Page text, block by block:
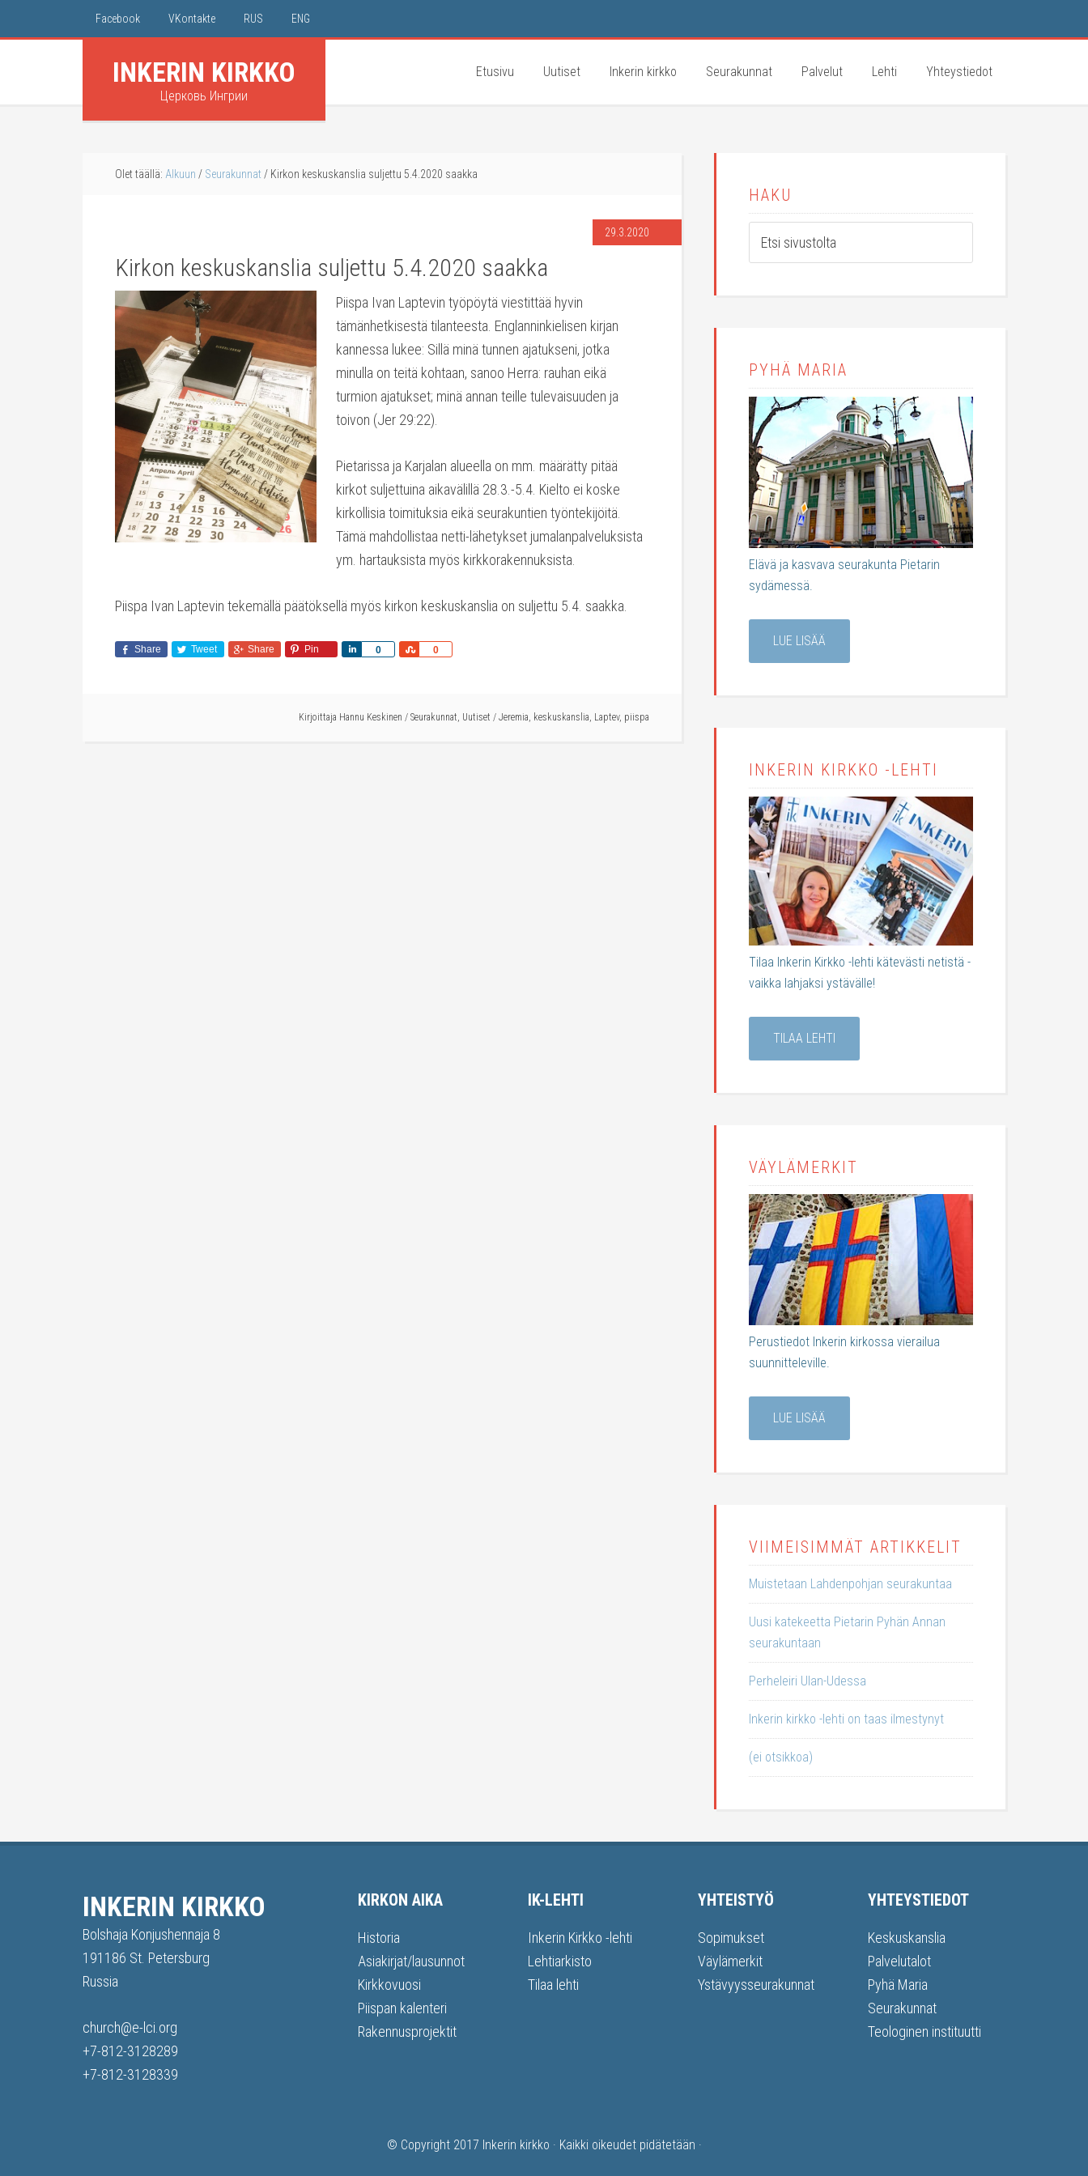
Facebook VKontakte RUS ENG
INKERIN KIRKKO
Церковь Ингрии
Etusivu Uutiset Inkerin kirkko Seurakunnat Palvelut Lehti Yhteystiedot
Olet täällä: Alkuun / Seurakunnat / Kirkon keskuskanslia suljettu 5.4.2020 saakka
29.3.2020
Kirkon keskuskanslia suljettu 5.4.2020 saakka
Piispa Ivan Laptevin työpöytä viestittää hyvin
tämänhetkisestä tilanteesta. Englanninkielisen kirjan
kannessa lukee: Sillä minä tunnen ajatukseni, jotka
minulla on teitä kohtaan, sanoo Herra: rauhan eikä
turmion ajatukset; minä annan teille tulevaisuuden ja
toivon (Jer 29:22).
Pietarissa ja Karjalan alueella on mm. määrätty pitää
kirkot suljettuina aikavälillä 28.3.-5.4. Kielto ei koske
kirkollisia toimituksia eikä seurakuntien työntekijöitä.
Tämä mahdollistaa netti-lähetykset jumalanpalveluksista
ym. hartauksista myös kirkkorakennuksista.
Piispa Ivan Laptevin tekemällä päätöksellä myös kirkon keskuskanslia on suljettu 5.4. saakka.
Share Tweet Share Pin 0
Share 0
Share
Kirjoittaja Hannu Keskinen / Seurakunnat, Uutiset / Jeremia, keskuskanslia, Laptev, piispa
HAKU
PYHÄ MARIA
Elävä ja kasvava seurakunta Pietarin
sydämessä.
LUE LISÄÄ
INKERIN KIRKKO -LEHTI
Tilaa Inkerin Kirkko -lehti kätevästi netistä -
vaikka lahjaksi ystävälle!
TILAA LEHTI
VÄYLÄMERKIT
Perustiedot Inkerin kirkossa vierailua
suunnitteleville.
LUE LISÄÄ
VIIMEISIMMÄT ARTIKKELIT
Muistetaan Lahdenpohjan seurakuntaa
Uusi katekeetta Pietarin Pyhän Annan
seurakuntaan
Perheleiri Ulan-Udessa
Inkerin kirkko -lehti on taas ilmestynyt
(ei otsikkoa)
INKERIN KIRKKO
Bolshaja Konjushennaja 8
191186 St. Petersburg
Russia
church@e-lci.org
+7-812-3128289
+7-812-3128339
KIRKON AIKA
Historia
Asiakirjat/lausunnot
Kirkkovuosi
Piispan kalenteri
Rakennusprojektit
IK-LEHTI
Inkerin Kirkko -lehti
Lehtiarkisto
Tilaa lehti
YHTEISTYÖ
Sopimukset
Väylämerkit
Ystävyysseurakunnat
YHTEYSTIEDOT
Keskuskanslia
Palvelutalot
Pyhä Maria
Seurakunnat
Teologinen instituutti
© Copyright 2017 Inkerin kirkko · Kaikki oikeudet pidätetään ·